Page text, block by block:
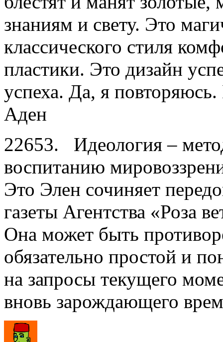
знаниям и свету. Это
классического стиля
пластики. Это дизайн
успеха. Да, я
Аден
22653. Идеология –
воспитанию
Это Элен сочиняет
газеты Агентства «Роза
Она может быть
обязательно простой и
на запросы текущего
вновь